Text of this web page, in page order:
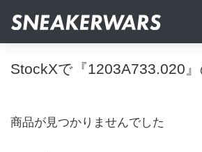
StockXで『1203A733.020
商品が見つかりませんでした